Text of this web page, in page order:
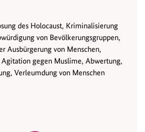
des Holocaust, Kriminalisierung
von Bevölkerungsgruppen,
Ausbürgerung von Menschen,
Agitation gegen Muslime, Abwertung,
Verleumdung von Menschen